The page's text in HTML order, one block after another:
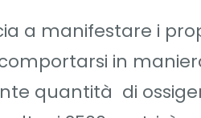
a manifestare i
comportarsi in
quantità di